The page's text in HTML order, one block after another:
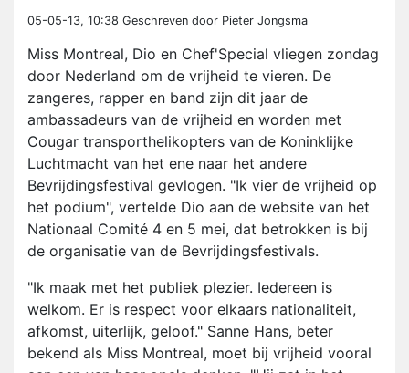
05-05-13, 10:38 Geschreven door Pieter Jongsma
Miss Montreal, Dio en Chef'Special vliegen zondag
door Nederland om de vrijheid te vieren. De
zangeres, rapper en band zijn dit jaar de
ambassadeurs van de vrijheid en worden met
Cougar transporthelikopters van de Koninklijke
Luchtmacht van het ene naar het andere
Bevrijdingsfestival gevlogen. "Ik vier de vrijheid op
het podium", vertelde Dio aan de website van het
Nationaal Comité 4 en 5 mei, dat betrokken is bij
de organisatie van de Bevrijdingsfestivals.
"Ik maak met het publiek plezier. Iedereen is
welkom. Er is respect voor elkaars nationaliteit,
afkomst, uiterlijk, geloof." Sanne Hans, beter
bekend als Miss Montreal, moet bij vrijheid vooral